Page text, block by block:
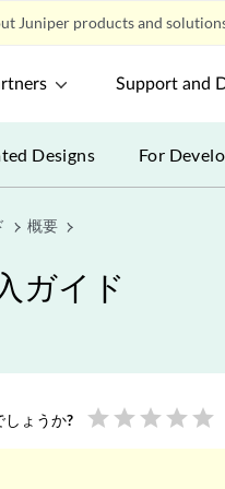
Juniper products and
Support and
Designs For
概要
ガイド
しょうか? star star star star star